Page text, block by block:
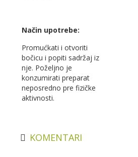
Način upotrebe:
Promućkati i otvoriti
bočicu i popiti sadržaj iz
nje. Poželjno je
konzumirati preparat
neposredno pre fizičke
aktivnosti.
KOMENTARI